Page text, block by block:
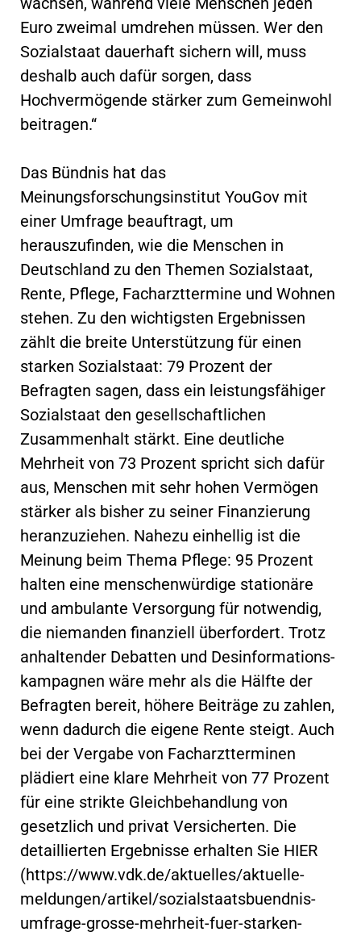
Euro zweimal umdrehen müssen. Wer den
Sozialstaat dauerhaft sichern will, muss
deshalb auch dafür sorgen, dass
Hochvermögende stärker zum Gemeinwohl
beitragen.“
Das Bündnis hat das
Meinungsforschungsinstitut YouGov mit
einer Umfrage beauftragt, um
herauszufinden, wie die Menschen in
Deutschland zu den Themen Sozialstaat,
Rente, Pflege, Facharzttermine und Wohnen
stehen. Zu den wichtigsten Ergebnissen
zählt die breite Unterstützung für einen
starken Sozialstaat: 79 Prozent der
Befragten sagen, dass ein leistungsfähiger
Sozialstaat den gesellschaftlichen
Zusammenhalt stärkt. Eine deutliche
Mehrheit von 73 Prozent spricht sich dafür
aus, Menschen mit sehr hohen Vermögen
stärker als bisher zu seiner Finanzierung
heranzuziehen. Nahezu einhellig ist die
Meinung beim Thema Pflege: 95 Prozent
halten eine menschenwürdige stationäre
und ambulante Versorgung für notwendig,
die niemanden finanziell überfordert. Trotz
anhaltender Debatten und Desinformations-
kampagnen wäre mehr als die Hälfte der
Befragten bereit, höhere Beiträge zu zahlen,
wenn dadurch die eigene Rente steigt. Auch
bei der Vergabe von Facharztterminen
plädiert eine klare Mehrheit von 77 Prozent
für eine strikte Gleichbehandlung von
gesetzlich und privat Versicherten. Die
detaillierten Ergebnisse erhalten Sie HIER
(https://www.vdk.de/aktuelles/aktuelle-
meldungen/artikel/sozialstaatsbuendnis-
umfrage-grosse-mehrheit-fuer-starken-